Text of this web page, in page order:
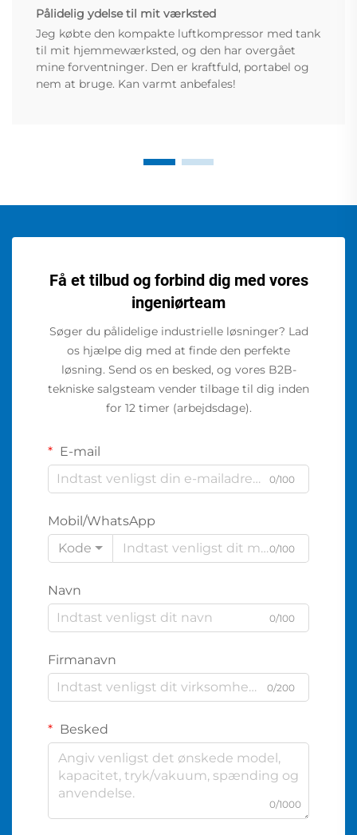
Pålidelig ydelse til mit værksted
Jeg købte den kompakte luftkompressor med tank
til mit hjemmewærksted, og den har overgået
mine forventninger. Den er kraftfuld, portabel og
nem at bruge. Kan varmt anbefales!
Få et tilbud og forbind dig med vores
ingeniørteam
Søger du pålidelige industrielle løsninger? Lad
os hjælpe dig med at finde den perfekte
løsning. Send os en besked, og vores B2B-
tekniske salgsteam vender tilbage til dig inden
for 12 timer (arbejdsdage).
E-mail
0/100
Mobil/WhatsApp
Kode
0/100
Navn
0/100
Firmanavn
0/200
Besked
0/1000